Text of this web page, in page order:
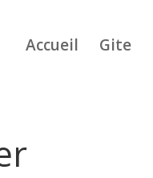
Accueil Gite